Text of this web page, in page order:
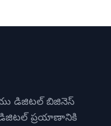
డిజిటల్ బిజినెస్
ప్రయాణానికి